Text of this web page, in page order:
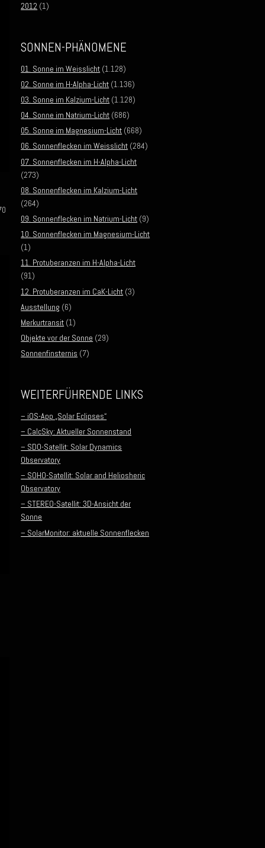
2012 (1)
SONNEN-PHÄNOMENE
01. Sonne im Weisslicht (1.128)
02. Sonne im H-Alpha-Licht (1.136)
03. Sonne im Kalzium-Licht (1.128)
04. Sonne im Natrium-Licht (686)
05. Sonne im Magnesium-Licht (668)
06. Sonnenflecken im Weisslicht (284)
07. Sonnenflecken im H-Alpha-Licht
(273)
08. Sonnenflecken im Kalzium-Licht
(264)
09. Sonnenflecken im Natrium-Licht (9)
10. Sonnenflecken im Magnesium-Licht
(1)
11. Protuberanzen im H-Alpha-Licht
(91)
12. Protuberanzen im CaK-Licht (3)
Ausstellung (6)
Merkurtransit (1)
Objekte vor der Sonne (29)
Sonnenfinsternis (7)
WEITERFÜHRENDE LINKS
– iOS-App „Solar Eclipses“
– CalcSky: Aktueller Sonnenstand
– SDO-Satellit: Solar Dynamics
Observatory
– SOHO-Satellit: Solar and Heliosheric
Observatory
– STEREO-Satellit: 3D-Ansicht der
Sonne
– SolarMonitor: aktuelle Sonnenflecken